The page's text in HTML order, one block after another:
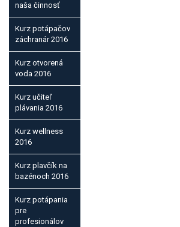
naša činnosť
Kurz potápačov
záchranár 2016
Kurz otvorená
voda 2016
Kurz učiteľ
plávania 2016
Kurz wellness
2016
Kurz plavčík na
bazénoch 2016
Kurz potápania
pre
profesionálov